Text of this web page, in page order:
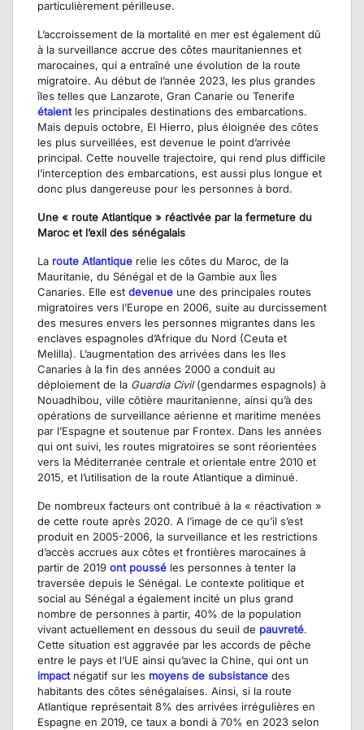
particulièrement périlleuse.
L’accroissement de la mortalité en mer est également dû
à la surveillance accrue des côtes mauritaniennes et
marocaines, qui a entraîné une évolution de la route
migratoire. Au début de l’année 2023, les plus grandes
îles telles que Lanzarote, Gran Canarie ou Tenerife
étaientles principales destinations des embarcations.
Mais depuis octobre, El Hierro, plus éloignée des côtes
les plus surveillées, est devenue le point d’arrivée
principal. Cette nouvelle trajectoire, qui rend plus difficile
l’interception des embarcations, est aussi plus longue et
donc plus dangereuse pour les personnes à bord.
Une « route Atlantique » réactivée par la fermeture du
Maroc et l’exil des sénégalais
La route Atlantique relie les côtes du Maroc, de la
Mauritanie, du Sénégal et de la Gambie aux Îles
Canaries. Elle est devenue une des principales routes
migratoires vers l’Europe en 2006, suite au durcissement
des mesures envers les personnes migrantes dans les
enclaves espagnoles d’Afrique du Nord (Ceuta et
Melilla). L’augmentation des arrivées dans les Iles
Canaries à la fin des années 2000 a conduit au
déploiement de la Guardia Civil(gendarmes espagnols) à
Nouadhibou, ville côtière mauritanienne, ainsi qu’à des
opérations de surveillance aérienne et maritime menées
par l’Espagne et soutenue par Frontex. Dans les années
qui ont suivi, les routes migratoires se sont réorientées
vers la Méditerranée centrale et orientale entre 2010 et
2015, et l’utilisation de la route Atlantique a diminué.
De nombreux facteurs ont contribué à la « réactivation »
de cette route après 2020. A l’image de ce qu’il s’est
produit en 2005-2006, la surveillance et les restrictions
d’accès accrues aux côtes et frontières marocaines à
partir de 2019 ont poussé les personnes à tenter la
traversée depuis le Sénégal. Le contexte politique et
social au Sénégal a également incité un plus grand
nombre de personnes à partir, 40% de la population
vivant actuellement en dessous du seuil de pauvreté.
Cette situation est aggravée par les accords de pêche
entre le pays et l’UE ainsi qu’avec la Chine, qui ont un
impactnégatif sur les moyens de subsistance des
habitants des côtes sénégalaises. Ainsi, si la route
Atlantique représentait 8% des arrivées irrégulières en
Espagne en 2019, ce taux a bondi à 70% en 2023 selon